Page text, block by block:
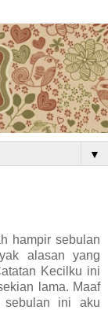
▼
hampir sebulan
alasan yang
Kecilku ini
lama. Maaf
sebulan ini aku